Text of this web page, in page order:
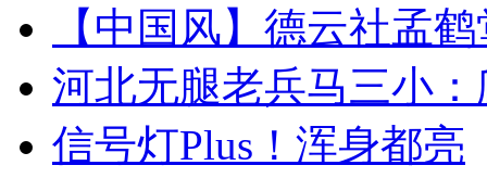
【中国风】德云社孟
河北无腿老兵马三小
信号灯Plus！浑身都亮